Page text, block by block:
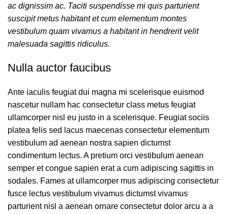
ac dignissim ac. Taciti suspendisse mi quis parturient
suscipit metus habitant et cum elementum montes
vestibulum quam vivamus a habitant in hendrerit velit
malesuada sagittis ridiculus.
Nulla auctor faucibus
Ante iaculis feugiat dui magna mi scelerisque euismod
nascetur nullam hac consectetur class metus feugiat
ullamcorper nisl eu justo in a scelerisque. Feugiat sociis
platea felis sed lacus maecenas consectetur elementum
vestibulum ad aenean nostra sapien dictumst
condimentum lectus. A pretium orci vestibulum aenean
semper et congue sapien erat a cum adipiscing sagittis in
sodales. Fames at ullamcorper mus adipiscing consectetur
fusce lectus vestibulum vivamus dictumst vivamus
parturient nisl a aenean ornare consectetur dolor arcu a a